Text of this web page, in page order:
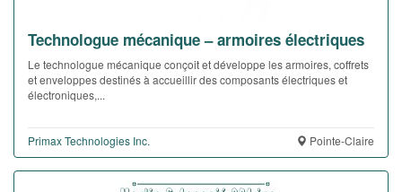
Technologue mécanique – armoires électriques
Le technologue mécanique conçoit et développe les armoires, coffrets
et enveloppes destinés à accueillir des composants électriques et
électroniques,...
Primax Technologies Inc. Pointe-Claire